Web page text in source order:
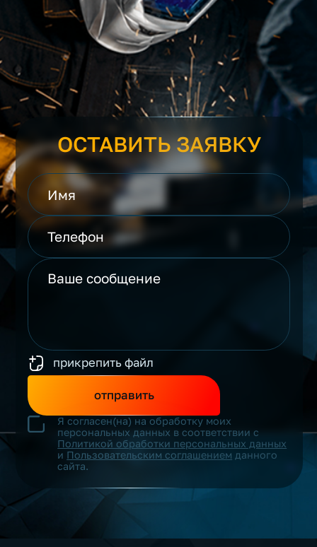
ОСТАВИТЬ ЗАЯВКУ
прикрепить файл
отправить
Я согласен(на) на обработку моих
персональных данных в соответствии с
Политикой обработки персональных данных
и Пользовательским соглашением данного
сайта.